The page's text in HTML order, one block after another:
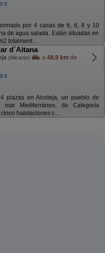
€
por 4 casas de 6, 6, 8 y 10
de agua salada. Están situadas en
totalment ...
d´Aitana
(Alicante) a 48,9 km de
€
plazas en Alcoleja, un pueblo de
mar Mediterráneo, de Categoría
habitaciones c ...